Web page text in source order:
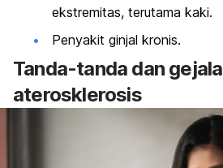
ekstremitas, terutama kaki.
Penyakit ginjal kronis.
Tanda-tanda dan gejala
aterosklerosis